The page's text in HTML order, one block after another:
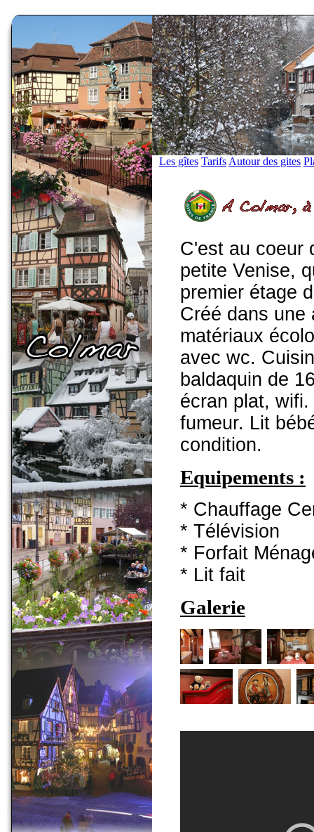
Les gîtes Tarifs Autour des gites
C'est au coeur
petite Venise,
premier étage
Créé dans une
matériaux
avec wc.
baldaquin de
écran plat,
fumeur. Lit
condition.
Equipements :
* Chauffage
* Télévision
* Forfait
* Lit fait
Galerie